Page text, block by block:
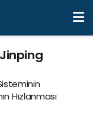
Hızlanması